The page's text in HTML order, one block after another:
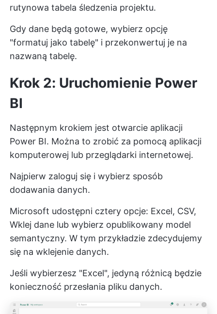
rutynowa tabela śledzenia projektu.
Gdy dane będą gotowe, wybierz opcję
"formatuj jako tabelę" i przekonwertuj je na
nazwaną tabelę.
Krok 2: Uruchomienie Power
BI
Następnym krokiem jest otwarcie aplikacji
Power BI. Można to zrobić za pomocą aplikacji
komputerowej lub przeglądarki internetowej.
Najpierw zaloguj się i wybierz sposób
dodawania danych.
Microsoft udostępni cztery opcje: Excel, CSV,
Wklej dane lub wybierz opublikowany model
semantyczny. W tym przykładzie zdecydujemy
się na wklejenie danych.
Jeśli wybierzesz "Excel", jedyną różnicą będzie
konieczność przesłania pliku danych.